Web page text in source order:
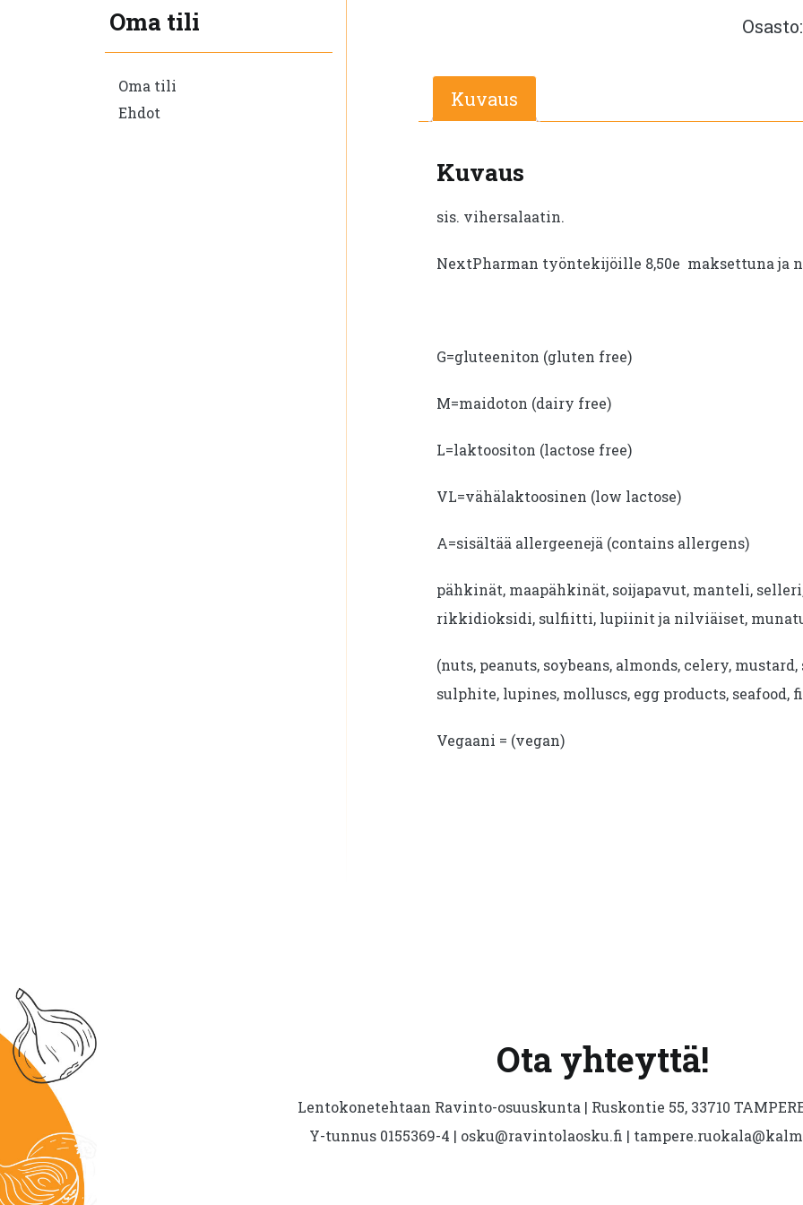
Oma tili
Oma tili
Ehdot
Kuvaus
Kuvaus
sis. vihersalaatin.
NextPharman työntekijöille 8,50e maksettuna ja
G=gluteeniton (gluten free)
M=maidoton (dairy free)
L=laktoositon (lactose free)
VL=vähälaktoosinen (low lactose)
A=sisältää allergeenejä (contains allergens)
pähkinät, maapähkinät, soijapavut, manteli,
rikkidioksidi, sulfiitti, lupiinit ja nilviäiset,
(nuts, peanuts, soybeans, almonds, celery,
sulphite, lupines, molluscs, egg products, seafood,
Vegaani = (vegan)
Ota yhteyttä!
Lentokonetehtaan Ravinto-osuuskunta | Ruskontie 55, 33710
Y-tunnus 0155369-4 | osku@ravintolaosku.fi |